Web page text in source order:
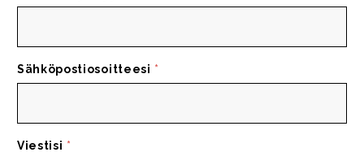
Sähköpostiosoitteesi *
Viestisi *